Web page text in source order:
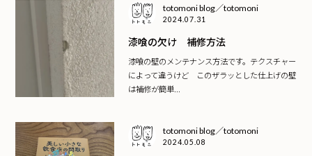
totomoni blog／totomoni
2024.07.31
漆喰の欠け 補修方法
漆喰の壁のメンテナンス方法です。テクスチャー
によって違うけど このザラッとした仕上げの壁
は補修が簡単...
totomoni blog／totomoni
2024.05.08